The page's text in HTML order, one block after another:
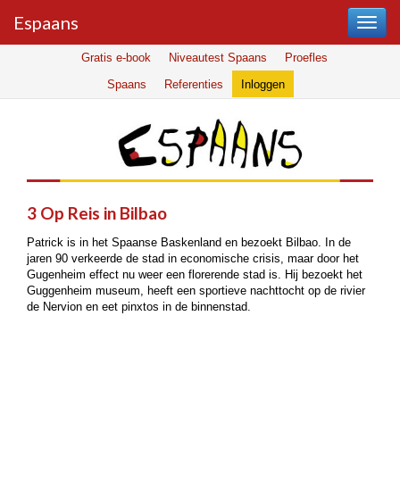
Espaans
Gratis e-book Niveautest Spaans
Proefles
Spaans
Referenties Inloggen
3 Op Reis in Bilbao
Patrick is in het Spaanse Baskenland en bezoekt Bilbao. In de
jaren 90 verkeerde de stad in economische crisis, maar door het
Gugenheim effect nu weer een florerende stad is. Hij bezoekt het
Guggenheim museum, heeft een sportieve nachttocht op de rivier
de Nervion en eet pinxtos in de binnenstad.